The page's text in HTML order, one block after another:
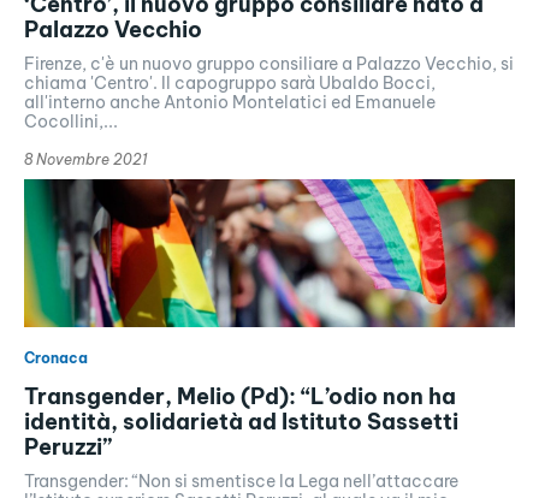
Palazzo Vecchio
Firenze, c'è un nuovo gruppo consiliare a Palazzo Vecchio, si
chiama 'Centro'. Il capogruppo sarà Ubaldo Bocci,
all'interno anche Antonio Montelatici ed Emanuele
Cocollini,...
8 Novembre 2021
Cronaca
Transgender, Melio (Pd): “L’odio non ha
identità, solidarietà ad Istituto Sassetti
Peruzzi”
Transgender: “Non si smentisce la Lega nell’attaccare